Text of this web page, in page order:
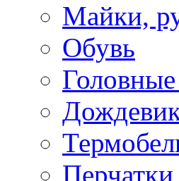
Майки,
Обувь